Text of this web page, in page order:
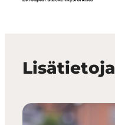
Lisätietoja